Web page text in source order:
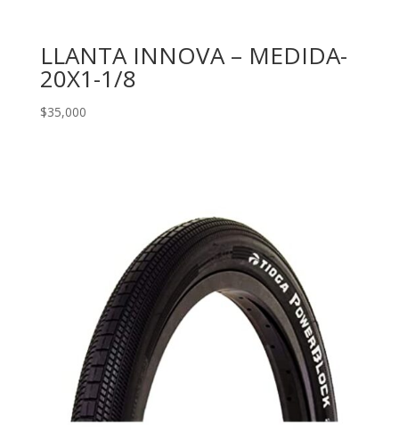
LLANTA INNOVA – MEDIDA-
20X1-1/8
$35,000